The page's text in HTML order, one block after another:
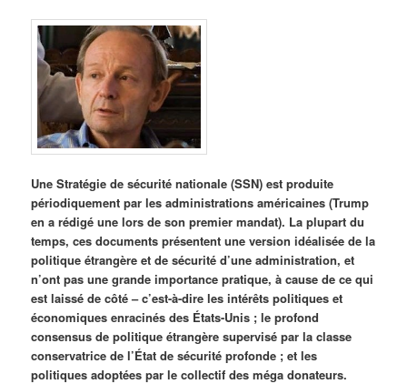
Une Stratégie de sécurité nationale (SSN) est produite
périodiquement par les administrations américaines (Trump
en a rédigé une lors de son premier mandat). La plupart du
temps, ces documents présentent une version idéalisée de la
politique étrangère et de sécurité d’une administration, et
n’ont pas une grande importance pratique, à cause de ce qui
est laissé de côté – c’est-à-dire les intérêts politiques et
économiques enracinés des États-Unis ; le profond
consensus de politique étrangère supervisé par la classe
conservatrice de l’État de sécurité profonde ; et les
politiques adoptées par le collectif des méga donateurs.